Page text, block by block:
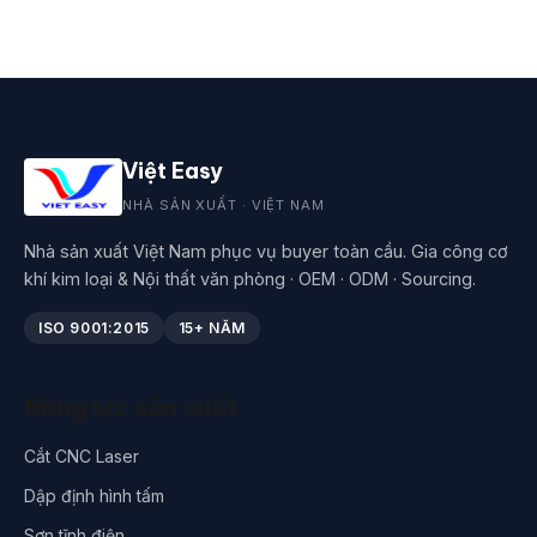
Việt Easy
NHÀ SẢN XUẤT · VIỆT NAM
Nhà sản xuất Việt Nam phục vụ buyer toàn cầu. Gia công cơ
khí kim loại & Nội thất văn phòng · OEM · ODM · Sourcing.
ISO 9001:2015 15+ NĂM
Cắt CNC Laser
Dập định hình tấm